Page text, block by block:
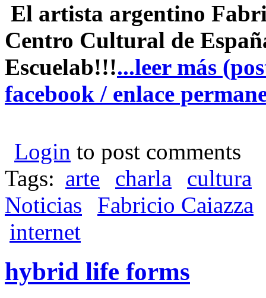
El artista argentino
Centro Cultural de
Escuelab!!!...leer más
facebook / enlace
Login to post comments
Tags: arte charla
cultura
Noticias
Fabricio Caiazza
internet
hybrid life forms